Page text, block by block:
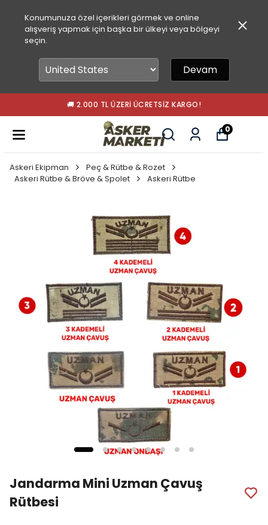
Konumunuza özel içerikleri görmek ve online
alışveriş yapmak için başka bir ülkeyi veya bölgeyi
seçin.
Devam
🚚 2.000 TL ÜZERI ÜCRETSIZ KARGO!
0
Askeri Ekipman
Peç & Rütbe & Rozet
Askeri Rütbe & Bröve & Spolet
Askeri Rütbe
Jandarma Mini Uzman Çavuş
Rütbesi